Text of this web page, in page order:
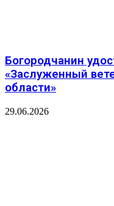
Богородчанин
«Заслуженный
области»
29.06.2026